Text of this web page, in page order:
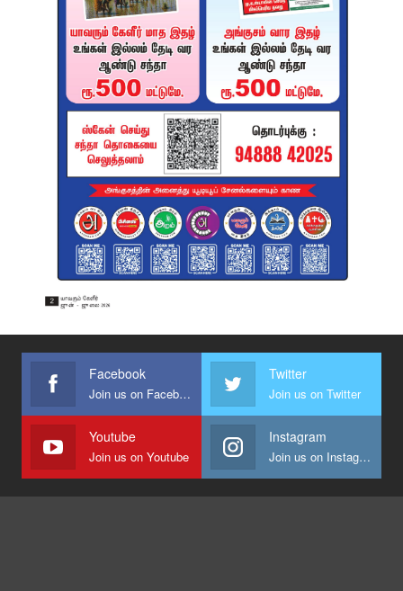
Facebook
Join us on Facebook
Twitter
Join us on Twitter
Youtube
Join us on Youtube
Instagram
Join us on Instagram